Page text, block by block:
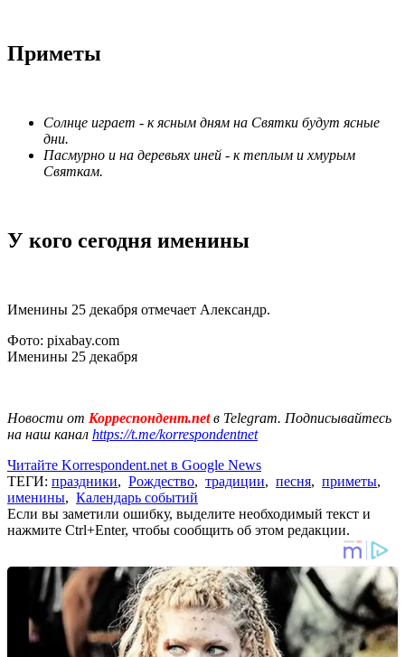
Приметы
Солнце играет - к ясным дням на Святки будут ясные
дни.
Пасмурно и на деревьях иней - к теплым и хмурым
Святкам.
У кого сегодня именины
Именины 25 декабря отмечает Александр.
Фото: pixabay.com
Именины 25 декабря
Новости от Корреспондент.netв Telegram. Подписывайтесь
на наш канал https://t.me/korrespondentnet
Читайте Korrespondent.net в Google News
ТЕГИ: праздники, Рождество, традиции, песня, приметы,
именины, Календарь событий
Если вы заметили ошибку, выделите необходимый текст и
нажмите Ctrl+Enter, чтобы сообщить об этом редакции.